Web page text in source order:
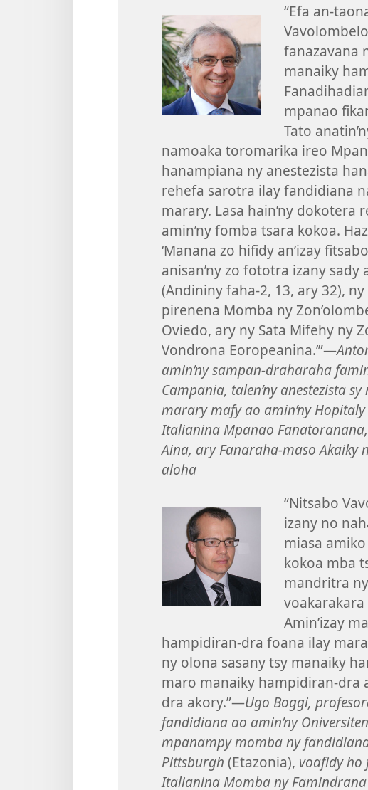
“Efa an-
fanazavana
manaiky
mpanao
Tato
namoaka toromarika ireo
hanampiana ny anestezista
rehefa sarotra ilay fandidiana
marary. Lasa hain’ny
amin’ny fomba tsara kokoa.
‘Manana zo hifidy an’izay
anisan’ny zo fototra izany sady
(Andininy faha-2, 13, ary 32),
pirenena Momba ny
Oviedo, ary ny Sata Mifehy ny
Vondrona Eoropeanina.’”—
amin’ny sampan-draharaha
Campania, talen’ny anestezista
marary mafy ao amin’ny
Italianina Mpanao
Aina, ary Fanaraha-maso Akaiky
aloha
“Nitsabo
izany no
miasa
kokoa mba
mandritra
voakarakara
Amin’izay
hampidiran-dra foana ilay
ny olona sasany tsy manaiky
maro manaiky hampidiran-dra
dra akory.”—Ugo Boggi,
fandidiana ao amin’ny
mpanampy momba ny fandidiana
Pittsburgh (Etazonia), voafidy ho
Italianina Momba ny Famindrana